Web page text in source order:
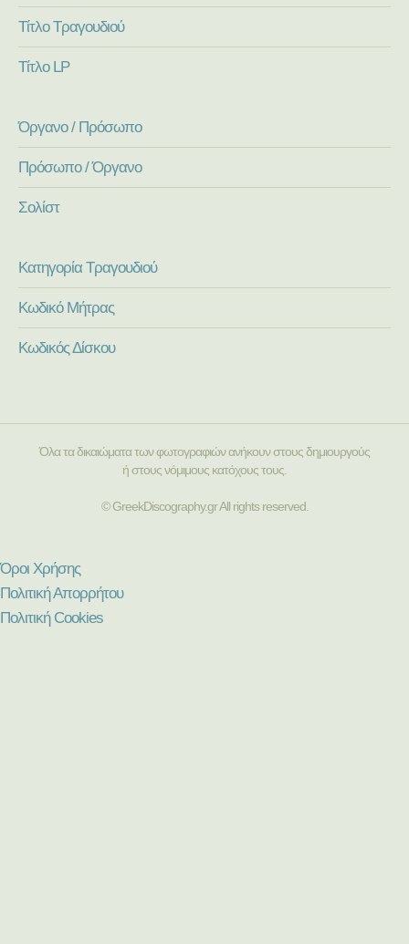
Τίτλο Τραγουδιού
Τίτλο LP
Όργανο / Πρόσωπο
Πρόσωπο / Όργανο
Σολίστ
Κατηγορία Τραγουδιού
Κωδικό Μήτρας
Κωδικός Δίσκου
Όλα τα δικαιώματα των φωτογραφιών ανήκουν στους δημιουργούς
ή στους νόμιμους κατόχους τους.
© GreekDiscography.gr All rights reserved.
Όροι Χρήσης
Πολιτική Απορρήτου
Πολιτική Cookies